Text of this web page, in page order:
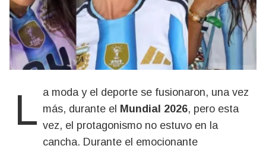
La moda y el deporte se fusionaron, una vez más, durante el Mundial 2026, pero esta
vez, el protagonismo no estuvo en la
cancha. Durante el emocionante